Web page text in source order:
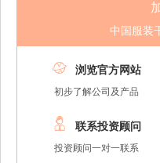
中国服装
 浏览官方网站
初步了解公司及产品
 联系投资顾问
投资顾问一对一联系